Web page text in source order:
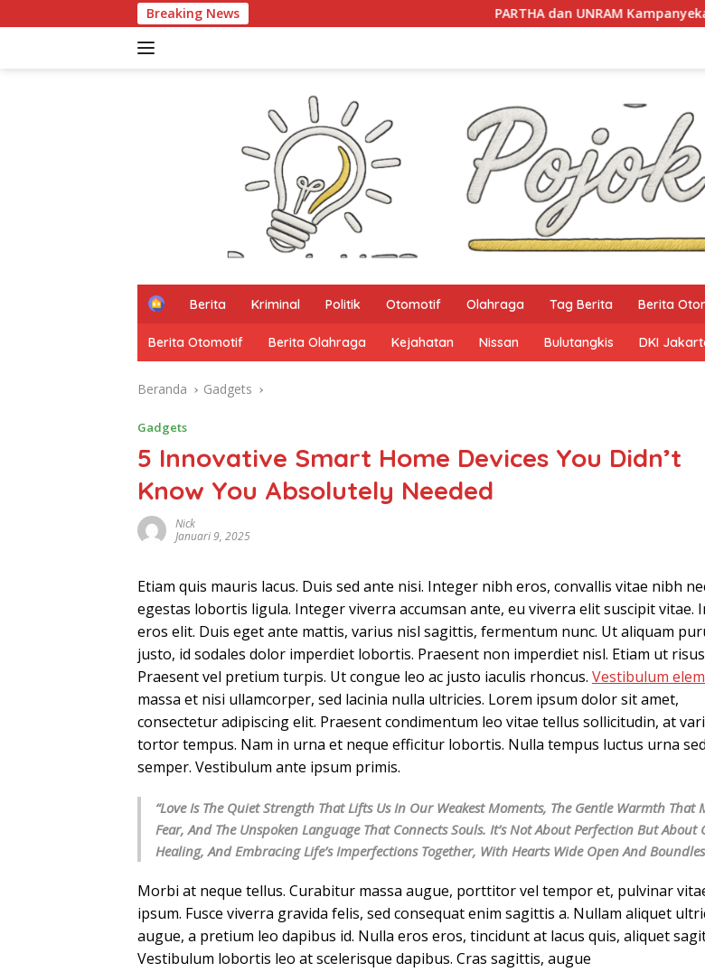
ke
Breaking News PARTHA dan UNRAM Kampanyekan Pencegahan
H
m
e
Berita Kriminal Politik Otomotif Olahraga Tag Berita Berita
Berita Otomotif Berita Olahraga Kejahatan Nissan Bulutangkis DKI
Beranda Gadgets
Gadgets
5 Innovative Smart Home Devices You Didn’t
Know You Absolutely Needed
Nick
Januari 9, 2025
Etiam quis mauris lacus. Duis sed ante nisi. Integer nibh eros, convallis vitae nibh
egestas lobortis ligula. Integer viverra accumsan ante, eu viverra elit suscipit vitae.
eros elit. Duis eget ante mattis, varius nisl sagittis, fermentum nunc. Ut aliquam
justo, id sodales dolor imperdiet lobortis. Praesent non imperdiet nisl. Etiam ut
Praesent vel pretium turpis. Ut congue leo ac justo iaculis rhoncus. Vestibulum
massa et nisi ullamcorper, sed lacinia nulla ultricies. Lorem ipsum dolor sit amet,
consectetur adipiscing elit. Praesent condimentum leo vitae tellus sollicitudin, at
tortor tempus. Nam in urna et neque efficitur lobortis. Nulla tempus luctus urna sed
semper. Vestibulum ante ipsum primis.
“Love Is The Quiet Strength That Lifts Us In Our Weakest Moments, The Gentle Warmth That
Fear, And The Unspoken Language That Connects Souls. It’s Not About Perfection But About
Healing, And Embracing Life’s Imperfections Together, With Hearts Wide Open And
Morbi at neque tellus. Curabitur massa augue, porttitor vel tempor et, pulvinar
ipsum. Fusce viverra gravida felis, sed consequat enim sagittis a. Nullam aliquet
augue, a pretium leo dapibus id. Nulla eros eros, tincidunt at lacus quis, aliquet
Vestibulum lobortis leo at scelerisque dapibus. Cras sagittis, augue